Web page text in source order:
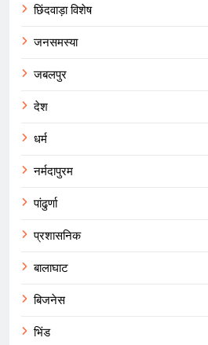
छिंदवाड़ा विशेष
जनसमस्या
जबलपुर
देश
धर्म
नर्मदापुरम
पांढुर्णा
प्रशासनिक
बालाघाट
बिजनेस
भिंड